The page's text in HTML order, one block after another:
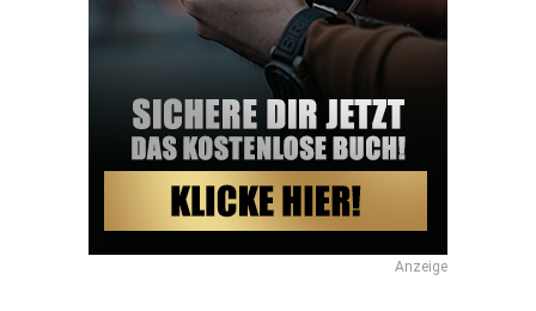
Anzeige